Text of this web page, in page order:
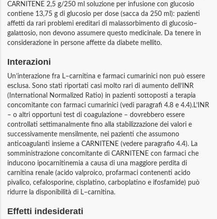
CARNITENE 2,5 g/250 ml soluzione per infusione con glucosio
contiene 13,75 g di glucosio per dose (sacca da 250 ml): pazienti
affetti da rari problemi ereditari di malassorbimento di glucosio–
galattosio, non devono assumere questo medicinale. Da tenere in
considerazione in persone affette da diabete mellito.
Interazioni
Un’interazione fra L–carnitina e farmaci cumarinici non può essere
esclusa. Sono stati riportati casi molto rari di aumento dell’INR
(International Normalized Ratio) in pazienti sottoposti a terapia
concomitante con farmaci cumarinici (vedi paragrafi 4.8 e 4.4).L’INR
– o altri opportuni test di coagulazione – dovrebbero essere
controllati settimanalmente fino alla stabilizzazione dei valori e
successivamente mensilmente, nei pazienti che assumono
anticoagulanti insieme a CARNITENE (vedere paragrafio 4.4). La
somministrazione concomitante di CARNITENE con farmaci che
inducono ipocarnitinemia a causa di una maggiore perdita di
carnitina renale (acido valproico, profarmaci contenenti acido
pivalico, cefalosporine, cisplatino, carboplatino e ifosfamide) può
ridurre la disponibilità di L–carnitina.
Effetti indesiderati